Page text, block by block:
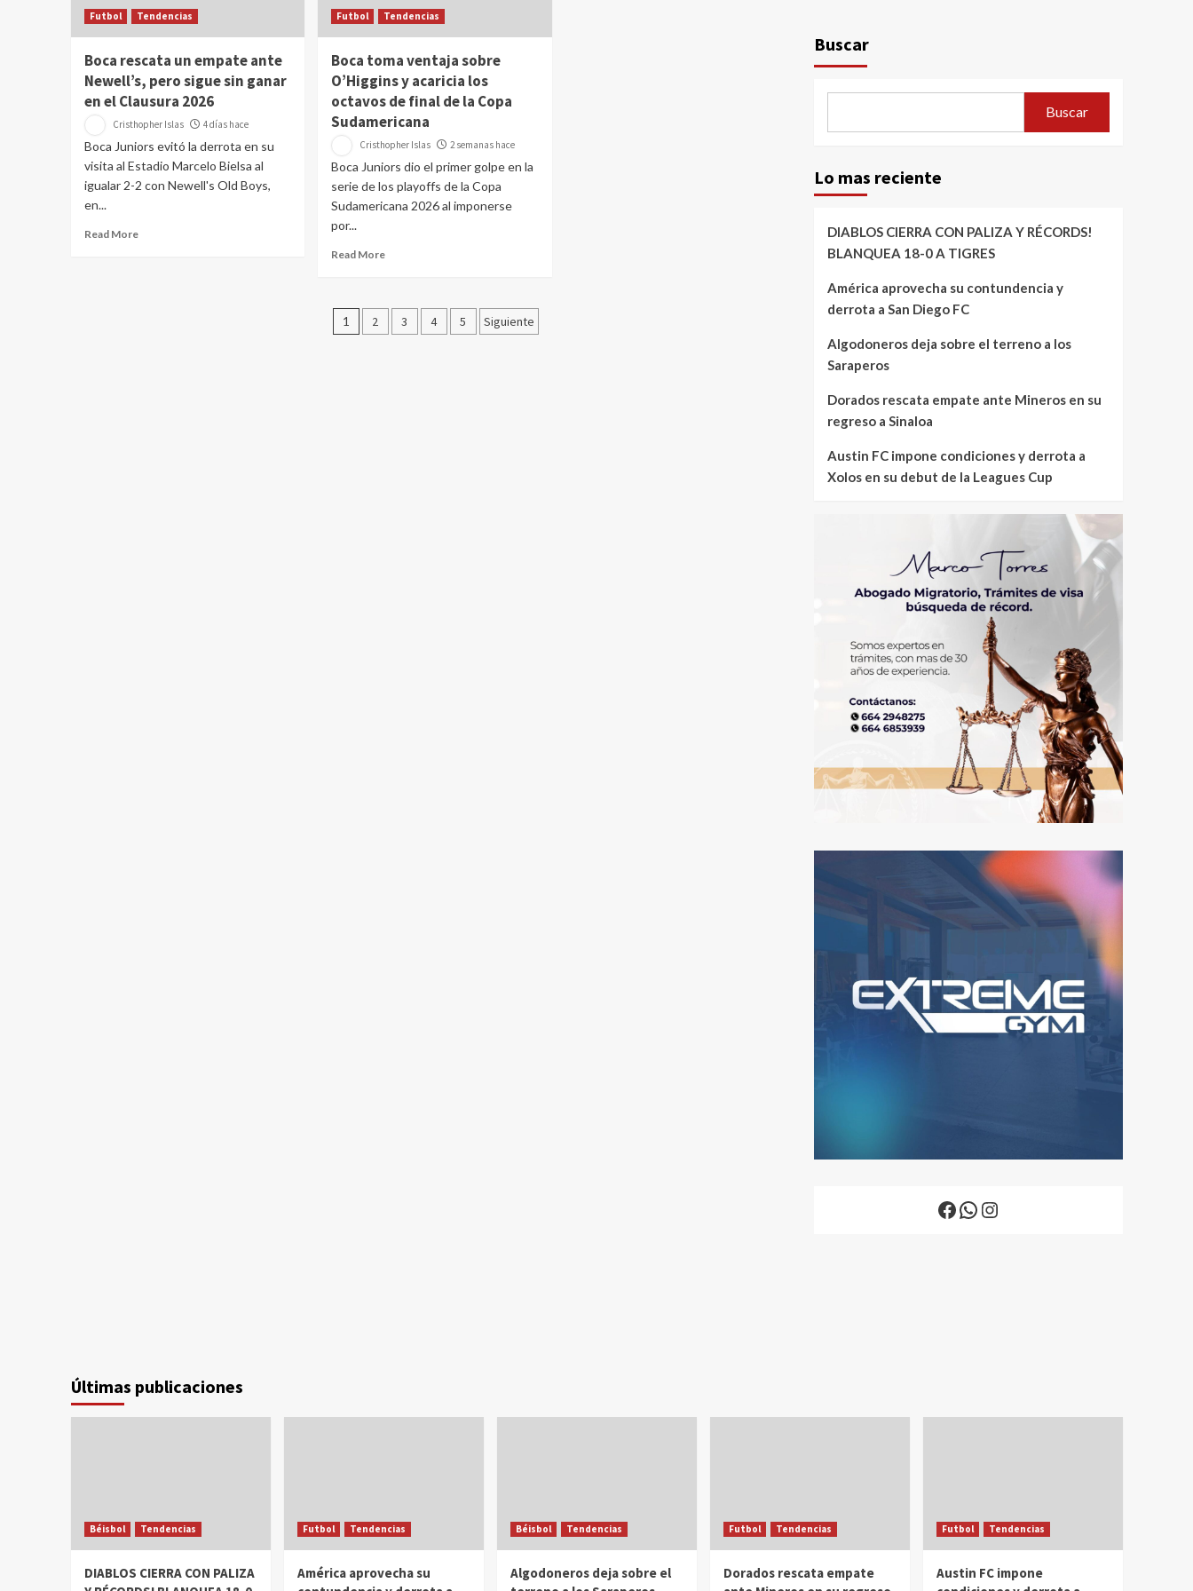
Futbol Tendencias
Boca rescata un empate ante
Newell’s, pero sigue sin ganar
en el Clausura 2026
Cristhopher Islas 4 días hace
Boca Juniors evitó la derrota en su
visita al Estadio Marcelo Bielsa al
igualar 2-2 con Newell's Old Boys,
en...
Read More
Futbol Tendencias
Boca toma ventaja sobre
O’Higgins y acaricia los
octavos de final de la Copa
Sudamericana
Cristhopher Islas 2 semanas hace
Boca Juniors dio el primer golpe en la
serie de los playoffs de la Copa
Sudamericana 2026 al imponerse
por...
Read More
Paginación
1 2 3 4 5 Siguiente
Buscar
Buscar
Lo mas reciente
DIABLOS CIERRA CON PALIZA Y RÉCORDS!
BLANQUEA 18-0 A TIGRES
América aprovecha su contundencia y
derrota a San Diego FC
Algodoneros deja sobre el terreno a los
Saraperos
Dorados rescata empate ante Mineros en su
regreso a Sinaloa
Austin FC impone condiciones y derrota a
Xolos en su debut de la Leagues Cup
Facebook
WhatsApp
Instagram
Últimas publicaciones
Béisbol Tendencias
DIABLOS CIERRA CON PALIZA
Futbol Tendencias
América aprovecha su
Béisbol Tendencias
Algodoneros deja sobre el
Futbol Tendencias
Dorados rescata empate
Futbol Tendencias
Austin FC impone